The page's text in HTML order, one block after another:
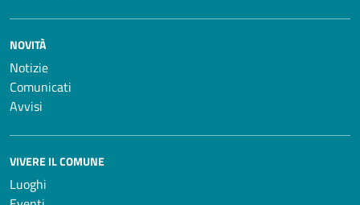
NOVITÀ
Notizie
Comunicati
Avvisi
VIVERE IL COMUNE
Luoghi